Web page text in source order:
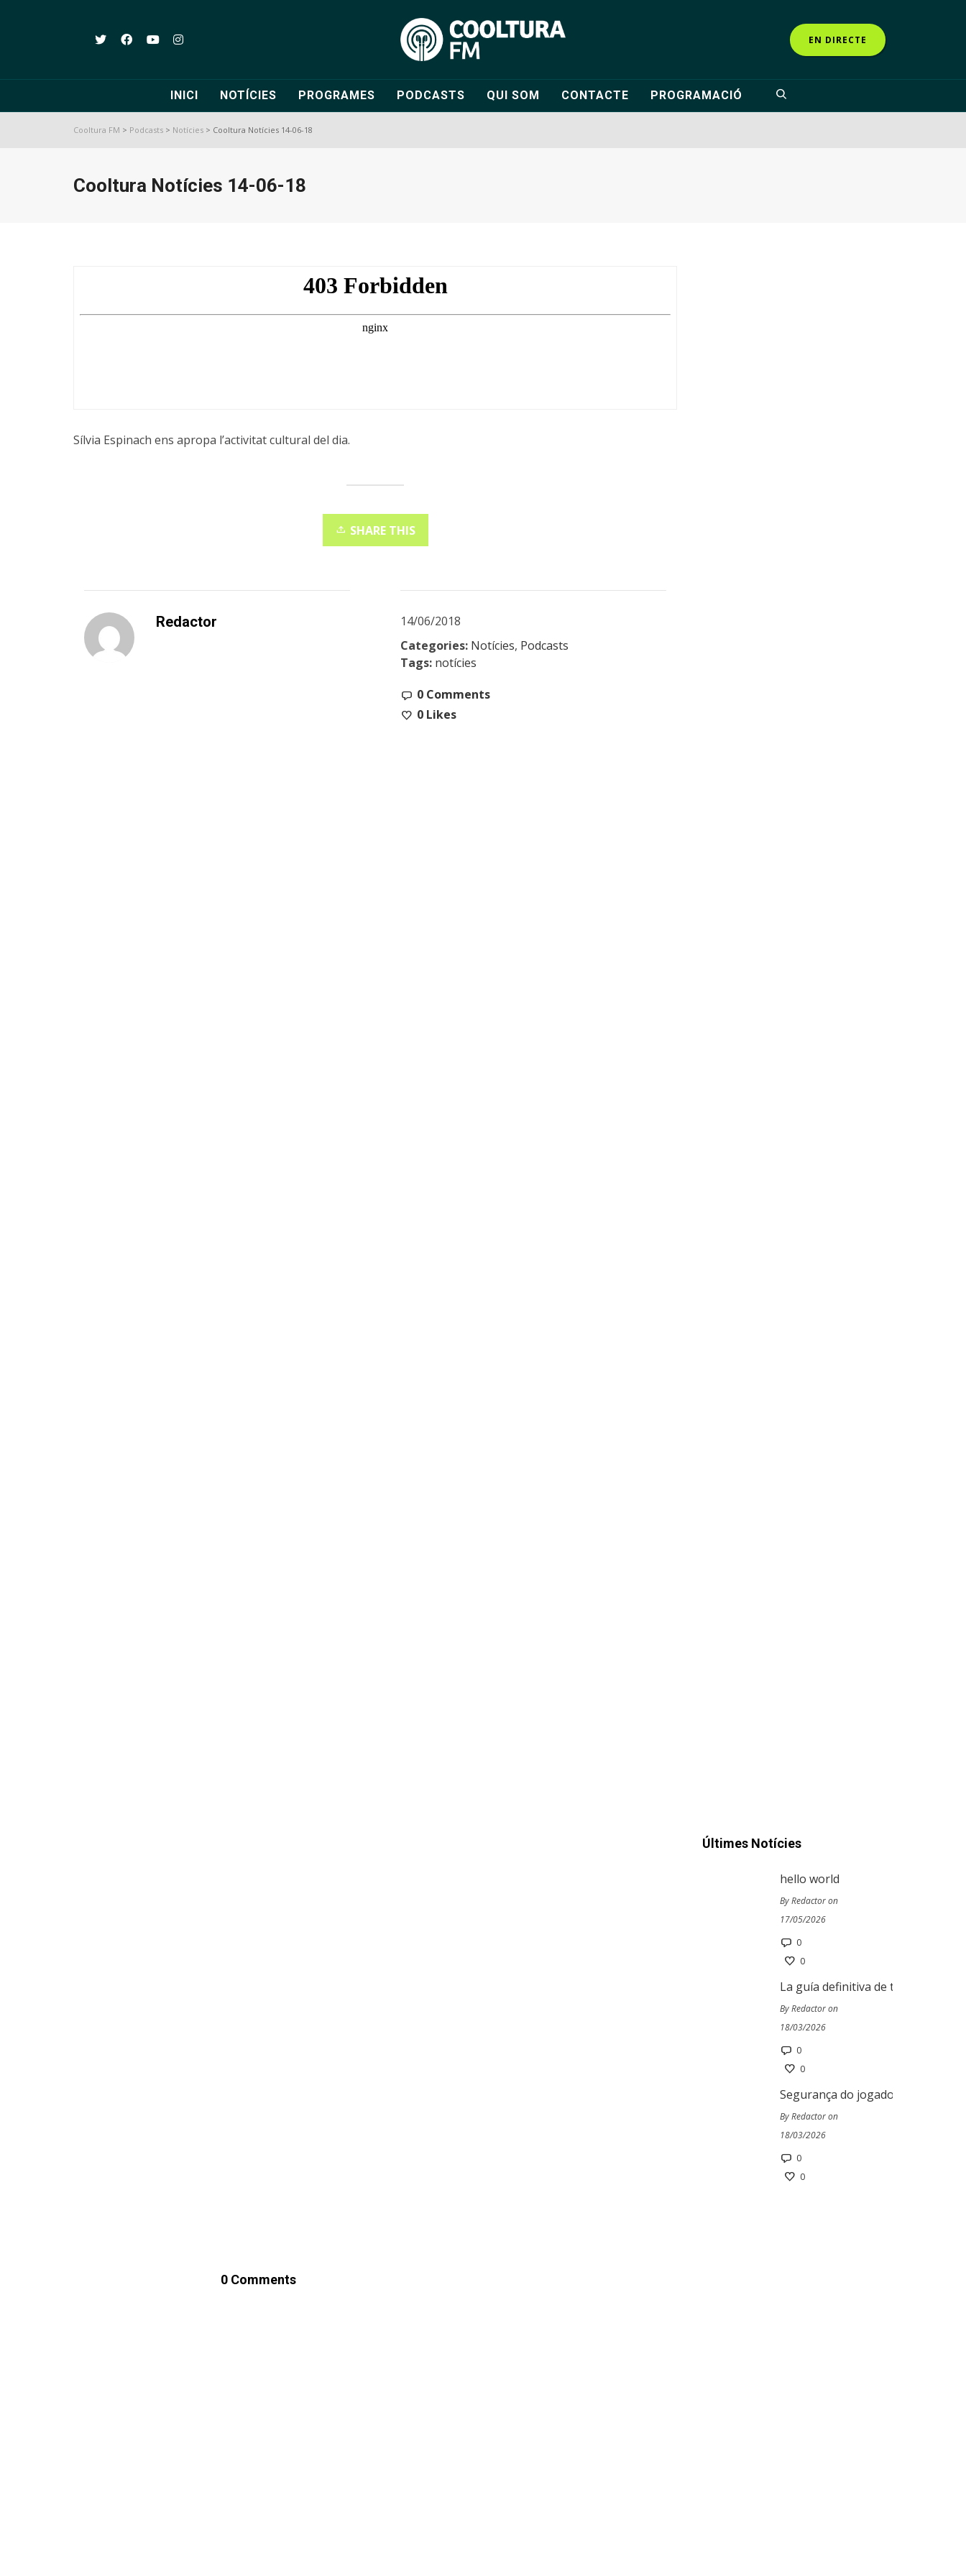
EN DIRECTE
INICI NOTÍCIES PROGRAMES PODCASTS QUI SOM CONTACTE PROGRAMACIÓ
Cooltura FM > Podcasts > Notícies > Cooltura Notícies 14-06-18
Cooltura Notícies 14-06-18
Sílvia Espinach ens apropa l’activitat cultural del dia.
SHARE THIS
Redactor
14/06/2018
Categories: Notícies, Podcasts
Tags: notícies
0 Comments
0 Likes
Últimes Notícies
hello world
By Redactor on
17/05/2026
0
0
La guía definitiva de
By Redactor on
18/03/2026
0
0
Segurança do jogador no Ivibet
By Redactor on
18/03/2026
0
0
0 Comments